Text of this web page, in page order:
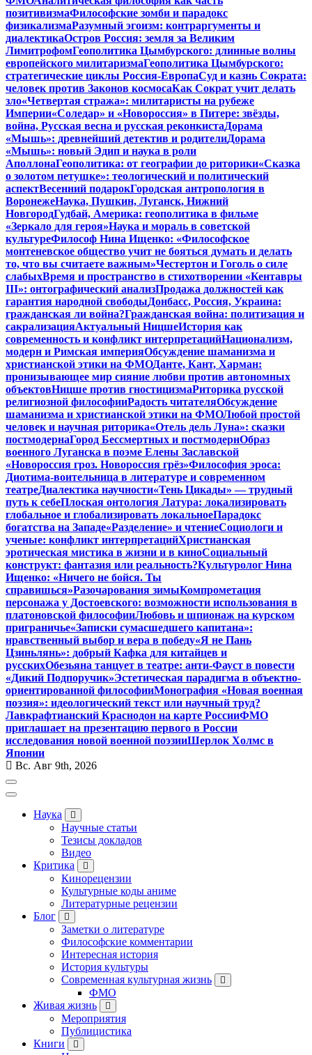
позитивизмаФилософские зомби и парадокс
физикализмаРазумный эгоизм: контраргументы и
диалектикаОстров Россия: земля за Великим
ЛимитрофомГеополитика Цымбурского: длинные волны
европейского милитаризмаГеополитика Цымбурского:
стратегические циклы Россия-ЕвропаСуд и казнь Сократа:
человек против Законов космосаКак Сократ учит делать
зло«Четвертая стража»: милитаристы на рубеже
Империи«Соледар» и «Новороссия» в Питере: звёзды,
война, Русская весна и русская реконкистаДорама
«Мышь»: древнейший детектив и родителиДорама
«Мышь»: новый Эдип и наука в роли
АполлонаГеополитика: от географии до риторики«Сказка
о золотом петушке»: теологический и политический
аспектВесенний подарокГородская антропология в
ВоронежеНаука, Пушкин, Луганск, Нижний
НовгородГудбай, Америка: геополитика в фильме
«Зеркало для героя»Наука и мораль в советской
культуреФилософ Нина Ищенко: «Философское
монтеневское общество учит не бояться думать и делать
то, что вы считаете важным»Честертон и Гоголь о силе
слабыхВремя и пространство в стихотворении «Кентавры
III»: онтографический анализПродажа должностей как
гарантия народной свободыДонбасс, Россия, Украина:
гражданская ли война?Гражданская война: политизация и
сакрализацияАктуальный НицшеИстория как
современность и конфликт интерпретацийНационализм,
модерн и Римская империяОбсуждение шаманизма и
христианской этики на ФМОДанте, Кант, Харман:
пронизывающее мир сияние любви против автономных
объектовНицше против гностицизмаРиторика русской
религиозной философииРадость читателяОбсуждение
шаманизма и христианской этики на ФМОЛюбой простой
человек и научная риторика«Отель дель Луна»: сказки
постмодернаГород Бессмертных и постмодернОбраз
военного Луганска в поэме Елены Заславской
«Новороссия гроз. Новороссия грёз»Философия эроса:
Диотима-воительница в литературе и современном
театреДиалектика научности«Тень Цикады» — трудный
путь к себеПлоская онтология Латура: локализировать
глобальное и глобализировать локальноеПарадокс
богатства на Западе«Разделение» и чтениеСоциологи и
ученые: конфликт интерпретацийХристианская
эротическая мистика в жизни и в киноСоциальный
конструкт: фантазия или реальность?Культуролог Нина
Ищенко: «Ничего не бойся. Ты
справишься»Разочарования зимыКомпрометация
персонажа у Достоевского: возможности использования в
платоновской философииЛюбовь и шпионаж на курском
приграничье«Записки сумасшедшего капитана»:
нравственный выбор и вера в победу«Я не Пань
Цзиньлянь»: добрый Кафка для китайцев и
русскихОбезьяна танцует в театре: анти-Фауст в повести
«Дикий Подпоручик»Эстетическая парадигма в объектно-
ориентированной философииМонография «Новая военная
поэзия»: идеологический текст или научный труд?
Лавкрафтианский Краснодон на карте РоссииФМО
приглашает на презентацию первого в России
исследования новой военной поэзииШерлок Холмс в
Японии
Вс. Авг 9th, 2026
Наука
Научные статьи
Тезисы докладов
Видео
Критика
Кинорецензии
Культурные коды аниме
Литературные рецензии
Блог
Заметки о литературе
Философские комментарии
Интересная история
История культуры
Современная культурная жизнь
ФМО
Живая жизнь
Мероприятия
Публицистика
Книги